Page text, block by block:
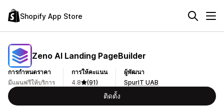
Shopify App Store
Zeno AI Landing PageBuilder
การกำหนดราคา
มีแผนฟรีให้บริการ
การให้คะแนน
4.8
(91)
ผู้พัฒนา
SpurIT UAB
ติดตั้ง